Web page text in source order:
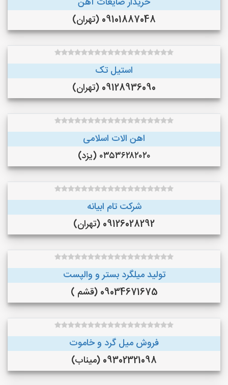
09101887048 (تهران)
استیل تک
09128936090 (تهران)
اهن الات اسلامی
۰۳۵۳۶۲۸۲۰۲۰ (یزد)
شرکت تام ابیانه
09126028292 (تهران)
تولید میلگرد بستر و والپست
09034671675 (قشم )
فروش میل گرد و خاموت
09302321098 (میناب)